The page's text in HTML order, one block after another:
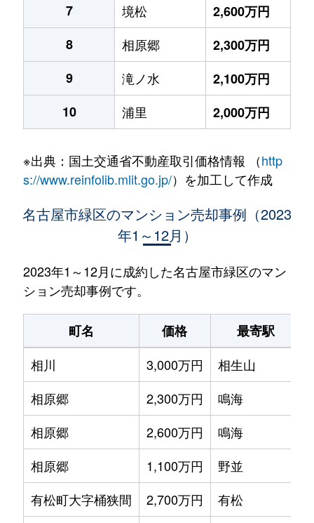
7
境松
2,600万円
8
相原郷
2,300万円
9
滝ノ水
2,100万円
10
浦里 2,000万円
※出典：国土交通省不動産取引価格情報 （http
s://www.reinfolib.mlit.go.jp/）を加工して作成
名古屋市緑区のマンション売却事例（2023
年1～12月）
2023年1～12月に成約した名古屋市緑区のマン
ション売却事例です。
町名 価格
最寄駅
相川
3,000万円 相生山
相原郷
2,300万円 鳴海
相原郷
2,600万円 鳴海
相原郷
1,100万円 野並
有松町大字桶狭間
2,700万円 有松